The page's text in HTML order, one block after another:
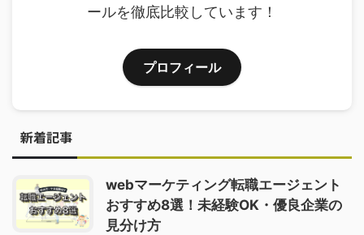
ールを徹底比較しています！
プロフィール
新着記事
webマーケティング転職エージェント
おすすめ8選！未経験OK・優良企業の
見分け方